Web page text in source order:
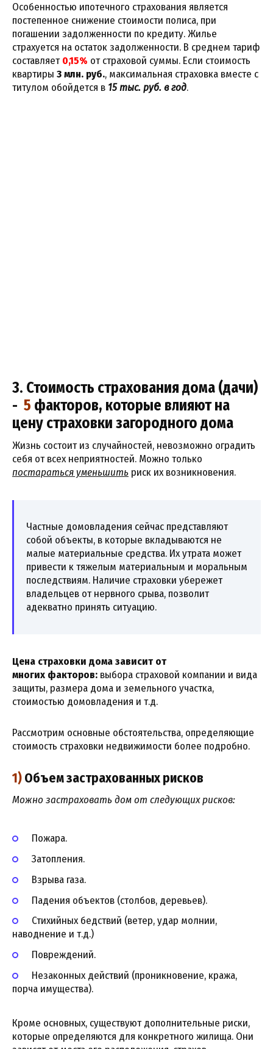
Особенностью ипотечного страхования является
постепенное снижение стоимости полиса, при
погашении задолженности по кредиту. Жилье
страхуется на остаток задолженности. В среднем тариф
составляет0,15% от страховой суммы. Если стоимость
квартиры 3 млн. руб., максимальная страховка вместе с
титулом обойдется в 15 тыс. руб. в год.
3. Стоимость страхования дома (дачи)
- 5 факторов, которые влияют на
цену страховки загородного дома
Жизнь состоит из случайностей, невозможно оградить
себя от всех неприятностей. Можно только
постараться уменьшить риск их возникновения.
Частные домовладения сейчас представляют
собой объекты, в которые вкладываются не
малые материальные средства. Их утрата может
привести к тяжелым материальным и моральным
последствиям. Наличие страховки убережет
владельцев от нервного срыва, позволит
адекватно принять ситуацию.
Цена страховки дома зависит от
многих факторов: выбора страховой компании и вида
защиты, размера дома и земельного участка,
стоимостью домовладения и т.д.
Рассмотрим основные обстоятельства, определяющие
стоимость страховки недвижимости более подробно.
1)Объем застрахованных рисков
Можно застраховать дом от следующих рисков:
Пожара.
Затопления.
Взрыва газа.
Падения объектов (столбов, деревьев).
Стихийных бедствий (ветер, удар молнии,
наводнение и т.д.)
Повреждений.
Незаконных действий (проникновение, кража,
порча имущества).
Кроме основных, существуют дополнительные риски,
которые определяются для конкретного жилища. Они